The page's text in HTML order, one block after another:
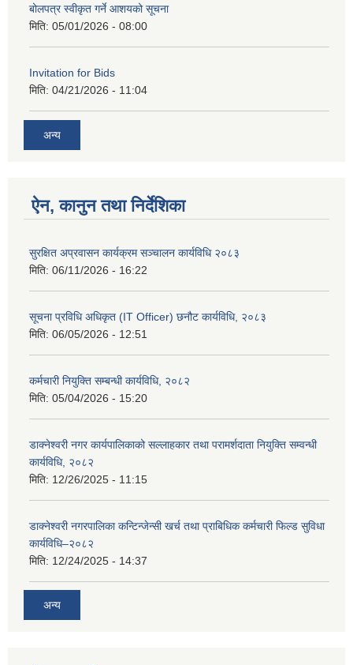
बोलपत्र स्वीकृत गर्ने आशयको सूचना
मिति: 05/01/2026 - 08:00
Invitation for Bids
मिति: 04/21/2026 - 11:04
अन्य
ऐन, कानुन तथा निर्देशिका
सुरक्षित अप्रवासन कार्यक्रम सञ्चालन कार्यविधि २०८३
मिति: 06/11/2026 - 16:22
सूचना प्रविधि अधिकृत (IT Officer) छनौट कार्यविधि, २०८३
मिति: 06/05/2026 - 12:51
कर्मचारी नियुक्ति सम्बन्धी कार्यविधि, २०८२
मिति: 05/04/2026 - 15:20
डाक्नेश्वरी नगर कार्यपालिकाको सल्लाहकार तथा परामर्शदाता नियुक्ति सम्वन्धी
कार्यविधि, २०८२
मिति: 12/26/2025 - 11:15
डाक्नेश्वरी नगरपालिका कन्टिन्जेन्सी खर्च तथा प्राबिधिक कर्मचारी फिल्ड सुविधा
कार्यविधि–२०८२
मिति: 12/24/2025 - 14:37
अन्य